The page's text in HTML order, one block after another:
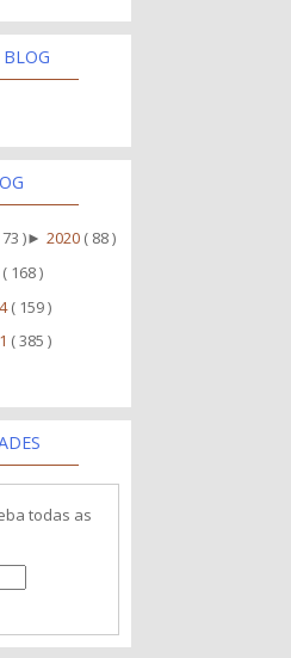
73 )►2020 ( 88 )
( 168 )
( 159 )
( 385 )
todas as